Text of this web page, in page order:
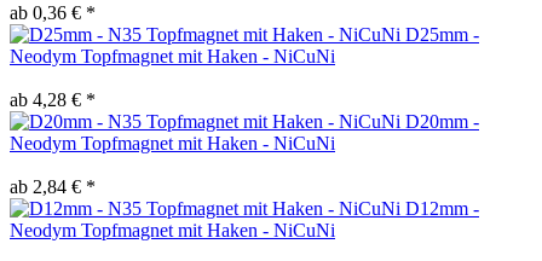
ab 0,36 € *
D25mm -
Neodym Topfmagnet mit Haken - NiCuNi
ab 4,28 € *
D20mm -
Neodym Topfmagnet mit Haken - NiCuNi
ab 2,84 € *
D12mm -
Neodym Topfmagnet mit Haken - NiCuNi